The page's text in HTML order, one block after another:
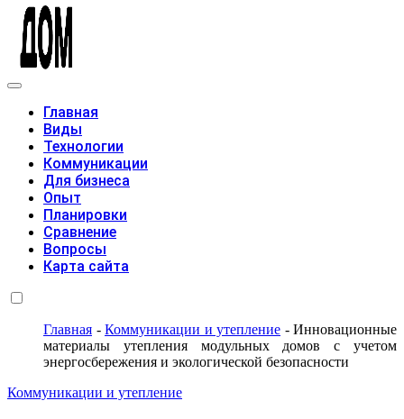
Главная
Виды
Технологии
Коммуникации
Для бизнеса
Опыт
Планировки
Сравнение
Вопросы
Карта сайта
Главная - Коммуникации и утепление - Инновационные
материалы утепления модульных домов с учетом
энергосбережения и экологической безопасности
Коммуникации и утепление